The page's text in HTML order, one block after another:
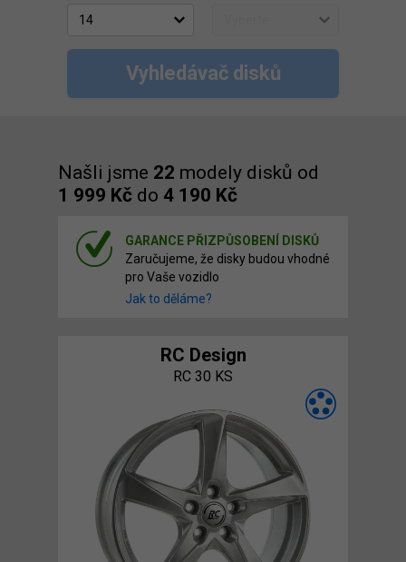
Vyhledávač disků
Našli jsme 22 modely disků od
1 999 Kč do 4 190 Kč
GARANCE PŘIZPŮSOBENÍ DISKŮ
Zaručujeme, že disky budou vhodné
pro Vaše vozidlo
Jak to děláme?
RC Design
RC 30 KS